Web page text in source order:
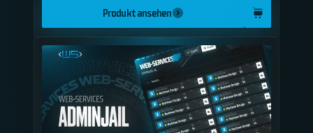
Produkt ansehen